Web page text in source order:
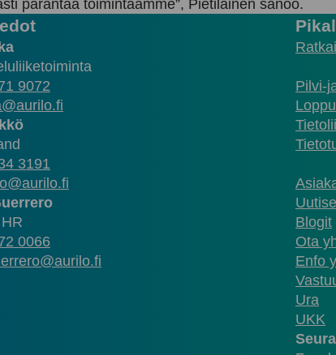
parantaa toimintaamme”, Pietiläinen sanoo.
9072
3191
0066
Pilvi-
Blogit
Ota
Enfo
Ura
UKK